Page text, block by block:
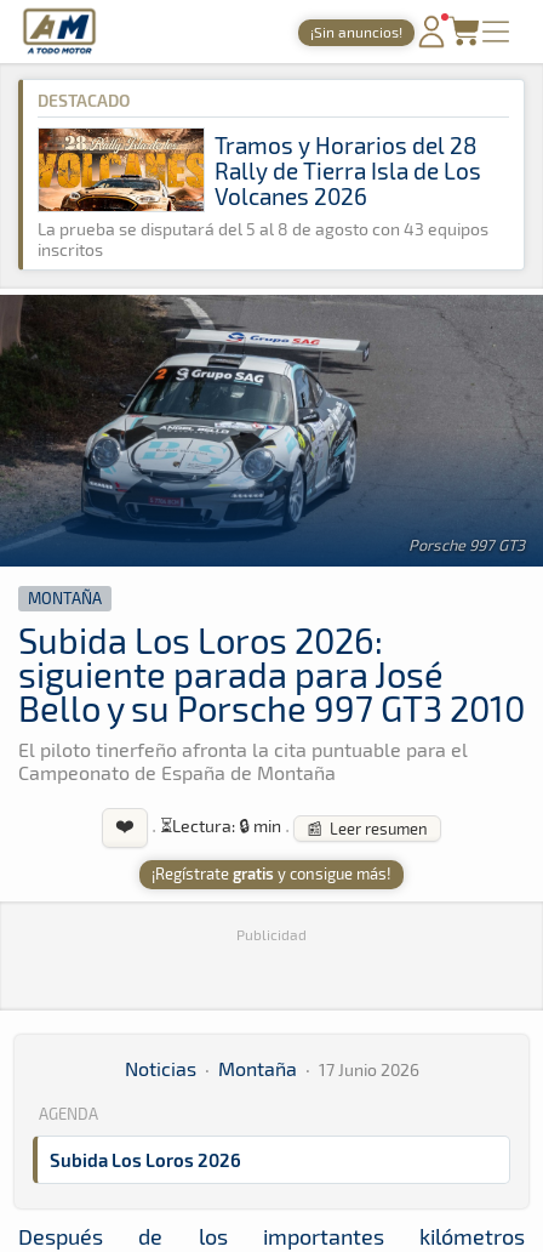
A Todo Motor · Revista del motor desde 1999
¡Sin anuncios!
PORTADA
TIEMPOS ONLINE
NOTICIAS
AGENDA
GALERÍAS
TIENDA
ARCHIVO
A Todo Motor » Noticias » Montaña
DESTACADO
Tramos y Horarios del 28
Rally de Tierra Isla de Los
Volcanes 2026
La prueba se disputará del 5 al 8 de agosto con 43 equipos
inscritos
Porsche 997 GT3
MONTAÑA
Subida Los Loros 2026:
siguiente parada para José
Bello y su Porsche 997 GT3 2010
El piloto tinerfeño afronta la cita puntuable para el
Campeonato de España de Montaña
❤️ · ⏳Lectura: 🔒 min · 📰 Leer resumen
¡Regístrategratis y consigue más!
Publicidad
Noticias · Montaña · 17 Junio 2026
AGENDA
Subida Los Loros 2026
Después de los importantes kilómetros